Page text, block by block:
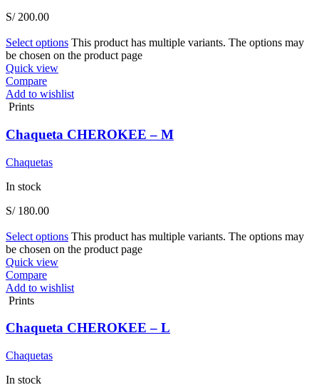
S/200.00
Select options This product has multiple variants. The options may
be chosen on the product page
Quick view
Compare
Add to wishlist
Prints
Chaqueta CHEROKEE – M
Chaquetas
In stock
S/180.00
Select options This product has multiple variants. The options may
be chosen on the product page
Quick view
Compare
Add to wishlist
Prints
Chaqueta CHEROKEE – L
Chaquetas
In stock